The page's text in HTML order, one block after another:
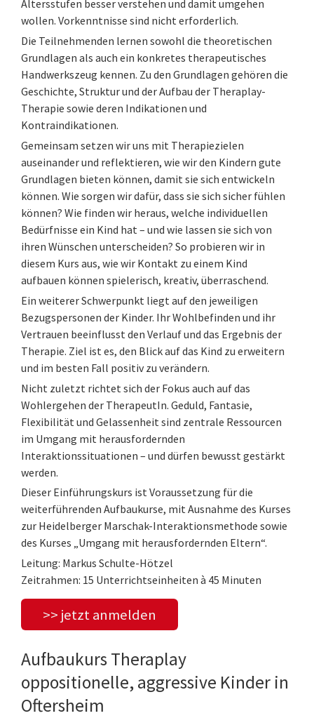
Altersstufen besser verstehen und damit umgehen
wollen. Vorkenntnisse sind nicht erforderlich.
Die Teilnehmenden lernen sowohl die theoretischen
Grundlagen als auch ein konkretes therapeutisches
Handwerkszeug kennen. Zu den Grundlagen gehören die
Geschichte, Struktur und der Aufbau der Theraplay-
Therapie sowie deren Indikationen und
Kontraindikationen.
Gemeinsam setzen wir uns mit Therapiezielen
auseinander und reflektieren, wie wir den Kindern gute
Grundlagen bieten können, damit sie sich entwickeln
können. Wie sorgen wir dafür, dass sie sich sicher fühlen
können? Wie finden wir heraus, welche individuellen
Bedürfnisse ein Kind hat – und wie lassen sie sich von
ihren Wünschen unterscheiden? So probieren wir in
diesem Kurs aus, wie wir Kontakt zu einem Kind
aufbauen können spielerisch, kreativ, überraschend.
Ein weiterer Schwerpunkt liegt auf den jeweiligen
Bezugspersonen der Kinder. Ihr Wohlbefinden und ihr
Vertrauen beeinflusst den Verlauf und das Ergebnis der
Therapie. Ziel ist es, den Blick auf das Kind zu erweitern
und im besten Fall positiv zu verändern.
Nicht zuletzt richtet sich der Fokus auch auf das
Wohlergehen der TherapeutIn. Geduld, Fantasie,
Flexibilität und Gelassenheit sind zentrale Ressourcen
im Umgang mit herausfordernden
Interaktionssituationen – und dürfen bewusst gestärkt
werden.
Dieser Einführungskurs ist Voraussetzung für die
weiterführenden Aufbaukurse, mit Ausnahme des Kurses
zur Heidelberger Marschak-Interaktionsmethode sowie
des Kurses „Umgang mit herausfordernden Eltern“.
Leitung: Markus Schulte-Hötzel
Zeitrahmen: 15 Unterrichtseinheiten à 45 Minuten
>> jetzt anmelden
Aufbaukurs Theraplay
oppositionelle, aggressive Kinder in
Oftersheim